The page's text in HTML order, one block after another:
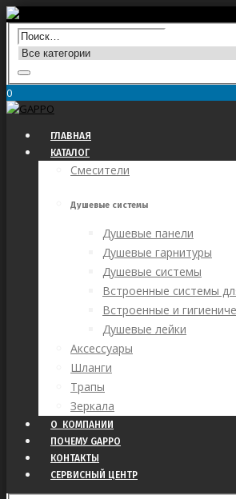
0
ГЛАВНАЯ
КАТАЛОГ
Смесители
Душевые системы
Душевые панели
Душевые гарнитуры
Душевые системы
Встроенные системы
Встроенные и
Душевые лейки
Аксессуары
Шланги
Трапы
Зеркала
О КОМПАНИИ
ПОЧЕМУ GAPPO
КОНТАКТЫ
СЕРВИСНЫЙ ЦЕНТР